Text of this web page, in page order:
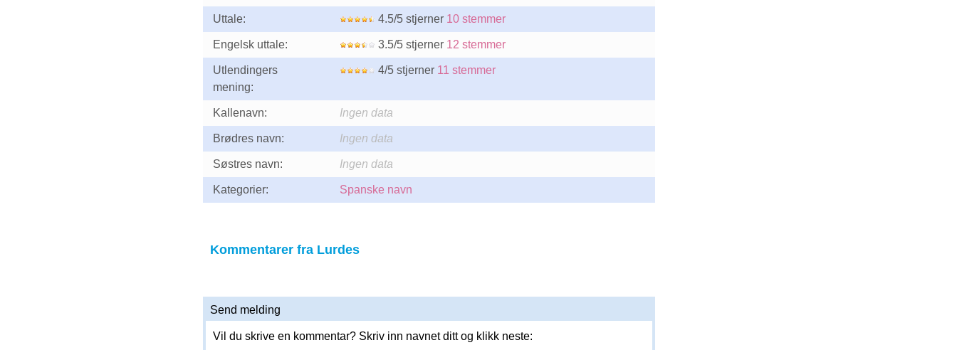
Uttale: 4.5/5 stjerner 10 stemmer
Engelsk uttale: 3.5/5 stjerner 12 stemmer
Utlendingers
mening:
4/5 stjerner 11 stemmer
Kallenavn: Ingen data
Brødres navn: Ingen data
Søstres navn: Ingen data
Kategorier: Spanske navn
Kommentarer fra Lurdes
Send melding
Vil du skrive en kommentar? Skriv inn navnet ditt og klikk neste: